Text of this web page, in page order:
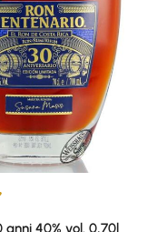
anni 40% vol. 0,70l